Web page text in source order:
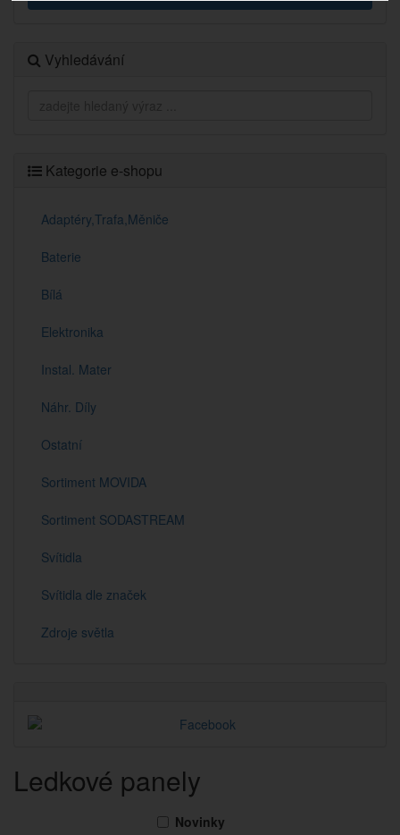
Vyhledávání
Kategorie e-shopu
Adaptéry,Trafa,Měniče
Baterie
Bílá
Elektronika
Instal. Mater
Náhr. Díly
Ostatní
Sortiment MOVIDA
Sortiment SODASTREAM
Svítidla
Svítidla dle značek
Zdroje světla
Ledkové panely
Novinky